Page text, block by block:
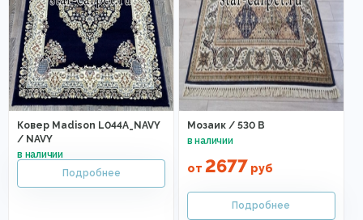
Ковер Madison L044A_NAVY
/ NAVY
Мозаик / 530 B
от 2677 руб